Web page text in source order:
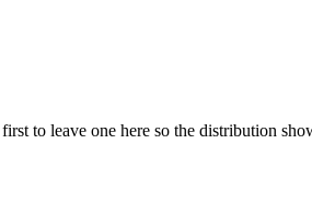
to leave one here so the distribution